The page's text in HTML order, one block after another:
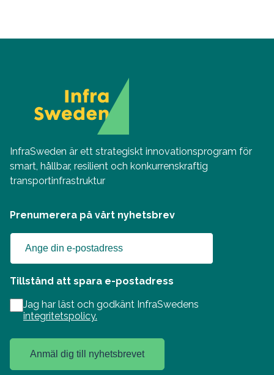
InfraSweden är ett strategiskt innovationsprogram för
smart, hållbar, resilient och konkurrenskraftig
transportinfrastruktur
Prenumerera på vårt nyhetsbrev
Tillstånd att spara e-postadress
Jag har läst och godkänt InfraSwedens
integritetspolicy.
Anmäl dig till nyhetsbrevet